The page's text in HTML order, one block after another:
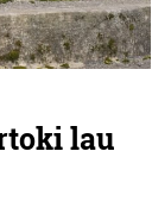
lau